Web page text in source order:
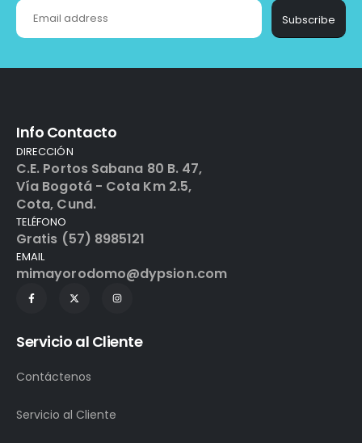
Subscribe
Info Contacto
DIRECCIÓN
C.E. Portos Sabana 80 B. 47,
Vía Bogotá - Cota Km 2.5,
Cota, Cund.
TELÉFONO
Gratis (57) 8985121
EMAIL
mimayorodomo@dypsion.com
Servicio al Cliente
Contáctenos
Servicio al Cliente